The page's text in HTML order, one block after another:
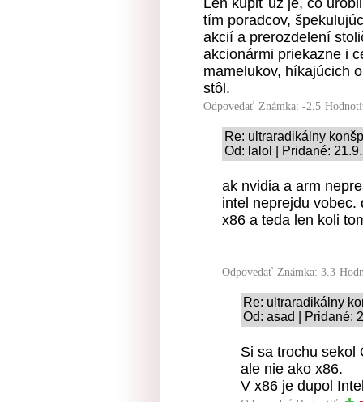
Len kúpiť už je, čo
tím poradcov,
akcií a prerozdelení
akcionármi priekazne i
mamelukov, híkajúcich
stôl.
Odpovedať Známka: -2.5
Re: ultraradikálny
Od: lalol | Pridané:
ak nvidia a arm
intel neprejdu vobec.
x86 a teda len koli
Odpovedať Známka: 3.3
Re: ultraradikálny
Od: asad | Pridané:
Si sa trochu sekol
ale nie ako x86.
V x86 je dupol